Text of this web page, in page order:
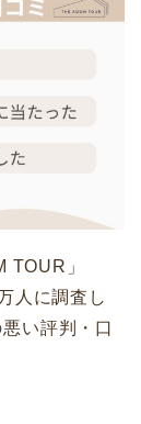
TOUR」
人に調査し
い評判・口